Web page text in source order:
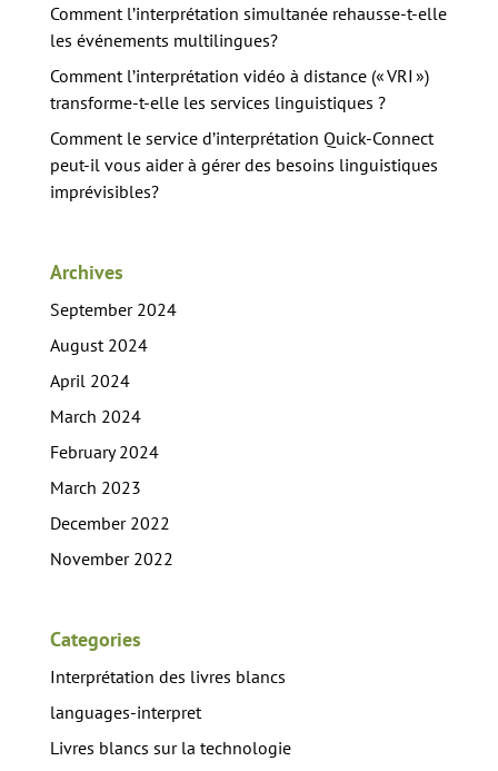
Comment l’interprétation simultanée rehausse-t-elle
les événements multilingues?
Comment l’interprétation vidéo à distance (« VRI »)
transforme-t-elle les services linguistiques ?
Comment le service d’interprétation Quick-Connect
peut-il vous aider à gérer des besoins linguistiques
imprévisibles?
Archives
September 2024
August 2024
April 2024
March 2024
February 2024
March 2023
December 2022
November 2022
Categories
Interprétation des livres blancs
languages-interpret
Livres blancs sur la technologie